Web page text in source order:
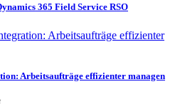
365 Field Service RSO
Arbeitsaufträge effizienter managen